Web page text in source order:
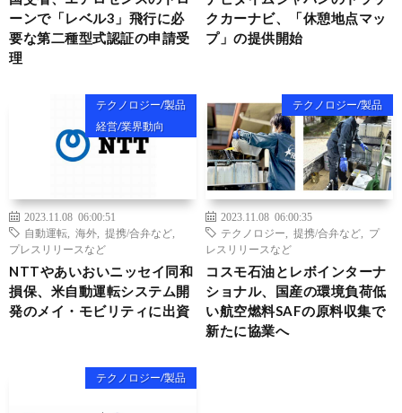
ーンで「レベル3」飛行に必
要な第二種型式認証の申請受
理
クカーナビ、「休憩地点マッ
プ」の提供開始
テクノロジー/製品
経営/業界動向
2023.11.08 06:00:51
自動運転
海外 提携/合弁など
プレスリリースなど
NTTやあいおいニッセイ同和
損保、米自動運転システム開
発のメイ・モビリティに出資
テクノロジー/製品
2023.11.08 06:00:35
テクノロジー
提携/合弁など
プ
レスリリースなど
コスモ石油とレボインターナ
ショナル、国産の環境負荷低
い航空燃料SAFの原料収集で
新たに協業へ
テクノロジー/製品